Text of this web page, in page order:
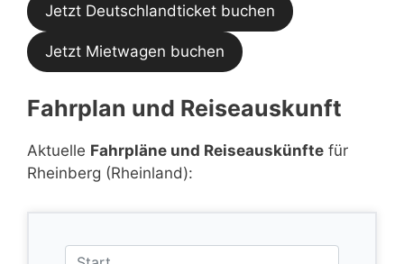
Jetzt Deutschlandticket buchen
Jetzt Mietwagen buchen
Fahrplan und Reiseauskunft
Aktuelle Fahrpläne und Reiseauskünfte für
Rheinberg (Rheinland):